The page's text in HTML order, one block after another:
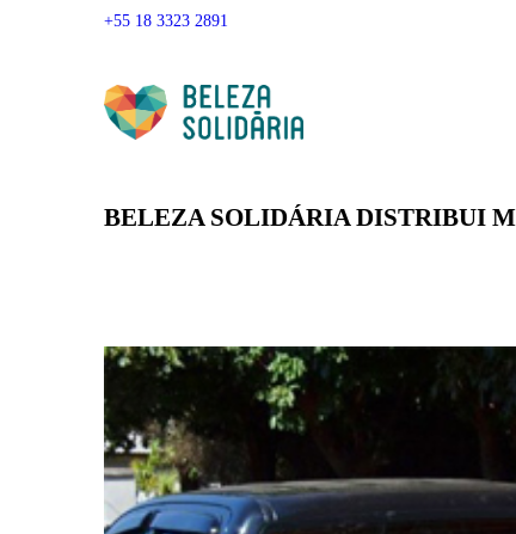
+55 18 3323 2891
BELEZA SOLIDÁRIA DISTRIBUI